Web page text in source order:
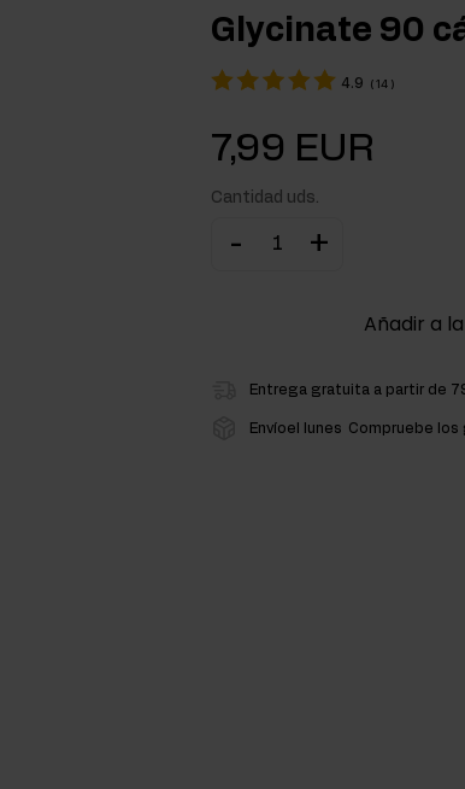
Glycinate 90
4.9 (14 )
7,99 EUR
Cantidad uds.
- +
Añadir a
Entrega gratuita a partir de
Envíoel lunes Compruebe los